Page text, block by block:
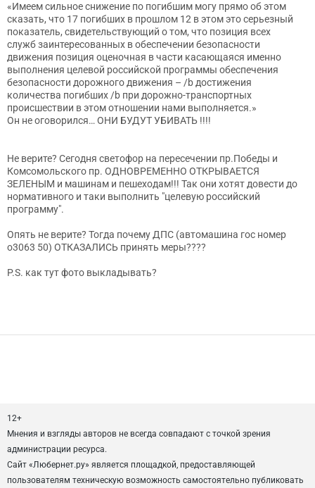
«Имеем сильное снижение по погибшим могу прямо об этом
сказать, что 17 погибших в прошлом 12 в этом это серьезный
показатель, свидетельствующий о том, что позиция всех
служб заинтересованных в обеспечении безопасности
движения позиция оценочная в части касающаяся именно
выполнения целевой российской программы обеспечения
безопасности дорожного движения – /b достижения
количества погибших /b при дорожно-транспортных
происшествии в этом отношении нами выполняется.»
Он не оговорился… ОНИ БУДУТ УБИВАТЬ !!!!
Не верите? Сегодня светофор на пересечении пр.Победы и
Комсомольского пр. ОДНОВРЕМЕННО ОТКРЫВАЕТСЯ
ЗЕЛЕНЫМ и машинам и пешеходам!!! Так они хотят довести до
нормативного и таки выполнить "целевую российский
программу".
Опять не верите? Тогда почему ДПС (автомашина гос номер
о3063 50) ОТКАЗАЛИСЬ принять меры????
P.S. как тут фото выкладывать?
12+
Мнения и взгляды авторов не всегда совпадают с точкой зрения
администрации ресурса.
Сайт «Любернет.ру» является площадкой, предоставляющей
пользователям техническую возможность самостоятельно публиковать